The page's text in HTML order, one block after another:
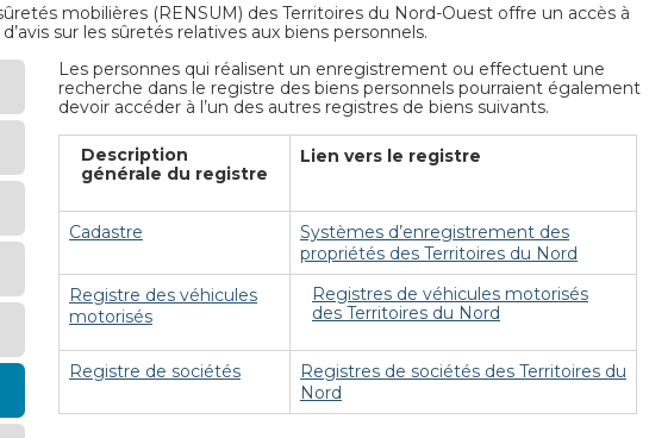
mobilières (RENSUM) des Territoires du Nord-Ouest offre un accès à
sur les sûretés relatives aux biens personnels.
Les personnes qui réalisent un enregistrement ou effectuent une
recherche dans le registre des biens personnels pourraient également
devoir accéder à l’un des autres registres de biens suivants.
Description
générale du registre
Lien vers le registre
Cadastre
Systèmes d’enregistrement des
propriétés des Territoires du Nord
Registre des véhicules
motorisés
Registres de véhicules motorisés
des Territoires du Nord
Registre de sociétés
Registres de sociétés des Territoires du
Nord